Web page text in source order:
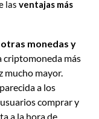
las ventajas más
monedas y
criptomoneda más
mucho mayor.
a los
comprar y
a la hora de